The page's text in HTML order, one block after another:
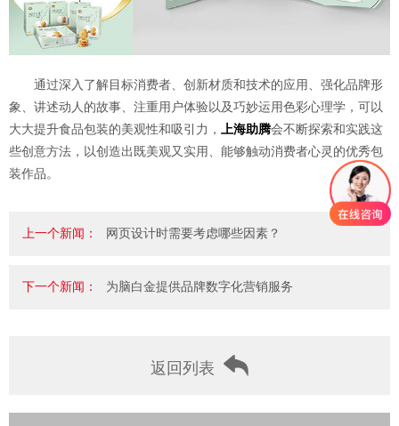
通过深入了解目标消费者、创新材质和技术的应用、强化品牌形
象、讲述动人的故事、注重用户体验以及巧妙运用色彩心理学，可以
大大提升食品包装的美观性和吸引力，
上海 助腾会不断探索和实践这
些创意方法，以创造出既美观又实用、能够触动消费者心灵的优秀包
装作品。
上一个新闻： 网页设计时需要考虑哪些因素？
下一个新闻： 为脑白金提供品牌数字化营销服务
返回列表